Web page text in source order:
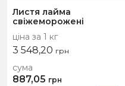
Листя лайма
свіжеморожені
ціна за 1 кг
3 548,20 грн
сума
887,05 грн